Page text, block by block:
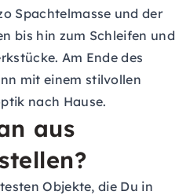
Spachtelmasse und der
bis hin zum Schleifen und
Am Ende des
mit einem stilvollen
nach Hause.
aus
Objekte, die Du in